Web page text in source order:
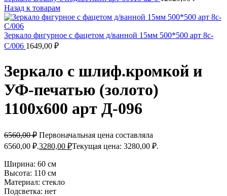
Назад к товарам
Зеркало фигурное с фацетом д/ванной 15мм 500*500 арт 8с-
С/006 1649,00 ₽
Зеркало с шлиф.кромкой и
УФ-печатью (золото)
1100х600 арт Д-096
6560,00₽ Первоначальная цена составляла
6560,00 ₽.3280,00 ₽Текущая цена: 3280,00 ₽.
Ширина: 60 см
Высота: 110 см
Материал: стекло
Подсветка: нет